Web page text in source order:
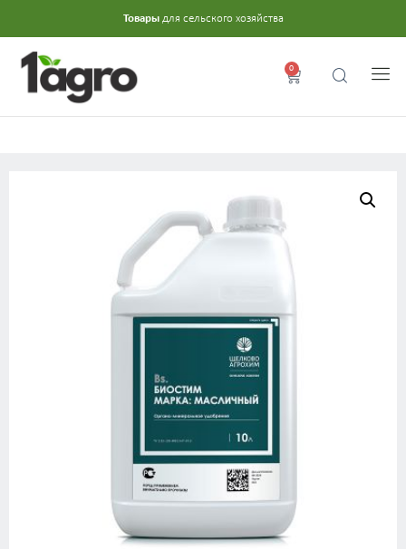
Товары для сельского хозяйства
0